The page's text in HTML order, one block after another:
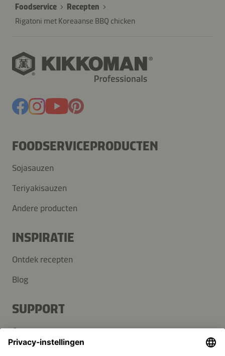
Foodservice
Recepten
Rigatoni met Koreaanse BBQ chicken
FOODSERVICEPRODUCTEN
Sojasauzen
Teriyakisauzen
Andere producten
INSPIRATIE
Ontdek recepten
Blog
SUPPORT
Contact